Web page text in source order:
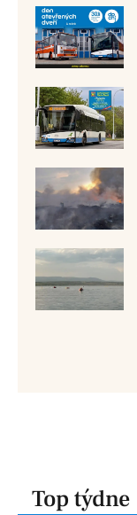
Top týdne